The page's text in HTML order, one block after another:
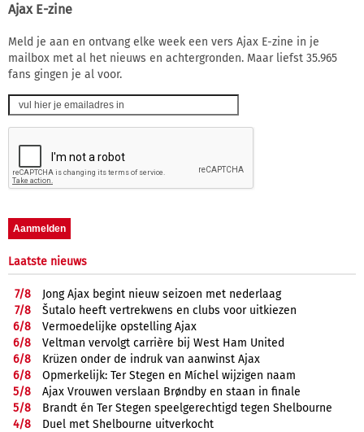
Ajax E-zine
Meld je aan en ontvang elke week een vers Ajax E-zine in je
mailbox met al het nieuws en achtergronden. Maar liefst 35.965
fans gingen je al voor.
Laatste nieuws
7/8
Jong Ajax begint nieuw seizoen met nederlaag
7/8
Šutalo heeft vertrekwens en clubs voor uitkiezen
6/8
Vermoedelijke opstelling Ajax
6/8
Veltman vervolgt carrière bij West Ham United
6/8
Krüzen onder de indruk van aanwinst Ajax
6/8
Opmerkelijk: Ter Stegen en Míchel wijzigen naam
5/8
Ajax Vrouwen verslaan Brøndby en staan in finale
5/8
Brandt én Ter Stegen speelgerechtigd tegen Shelbourne
4/8
Duel met Shelbourne uitverkocht